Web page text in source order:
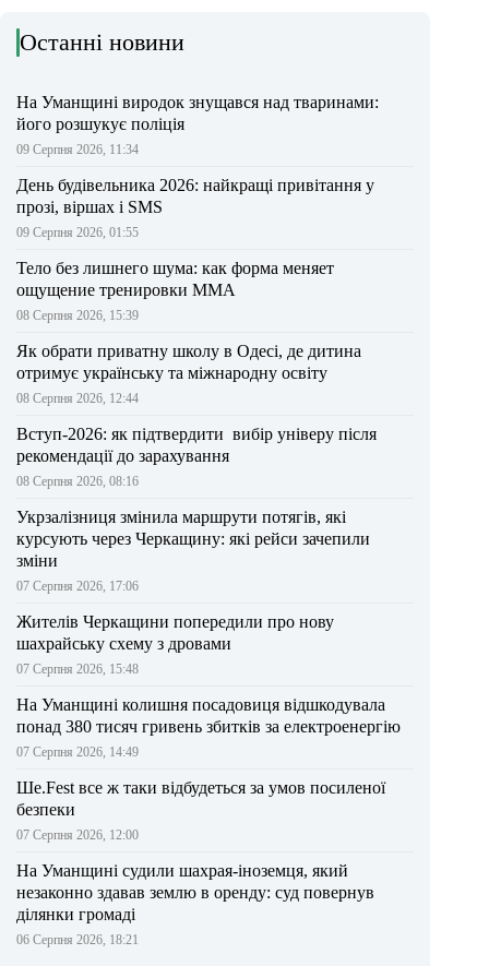
Останні новини
На Уманщині виродок знущався над тваринами:
його розшукує поліція
09 Серпня 2026, 11:34
День будівельника 2026: найкращі привітання у
прозі, віршах і SMS
09 Серпня 2026, 01:55
Тело без лишнего шума: как форма меняет
ощущение тренировки ММА
08 Серпня 2026, 15:39
Як обрати приватну школу в Одесі, де дитина
отримує українську та міжнародну освіту
08 Серпня 2026, 12:44
Вступ-2026: як підтвердити вибір універу після
рекомендації до зарахування
08 Серпня 2026, 08:16
Укрзалізниця змінила маршрути потягів, які
курсують через Черкащину: які рейси зачепили
зміни
07 Серпня 2026, 17:06
Жителів Черкащини попередили про нову
шахрайську схему з дровами
07 Серпня 2026, 15:48
На Уманщині колишня посадовиця відшкодувала
понад 380 тисяч гривень збитків за електроенергію
07 Серпня 2026, 14:49
Ше.Fest все ж таки відбудеться за умов посиленої
безпеки
07 Серпня 2026, 12:00
На Уманщині судили шахрая-іноземця, який
незаконно здавав землю в оренду: суд повернув
ділянки громаді
06 Серпня 2026, 18:21